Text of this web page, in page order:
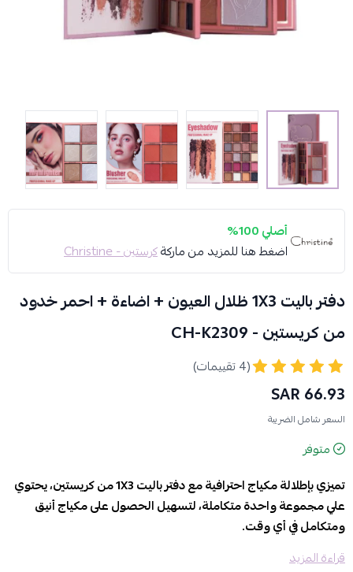
أصلي 100%
اضغط هنا للمزيد من ماركةكرستين - Christine
دفتر باليت 1X3 ظلال العيون + اضاءة + احمر خدود
من كريستين - CH-K2309
(4 تقييمات)
66.93 SAR
السعر شامل الضريبة
متوفر
تميزي بإطلالة مكياج احترافية مع دفتر باليت 1X3 من كريستين، يحتوي
علي مجموعة واحدة متكاملة، لتسهيل الحصول على مكياج أنيق
ومتكامل في أي وقت.
المميزات والفوائد:
قراءة المزيد